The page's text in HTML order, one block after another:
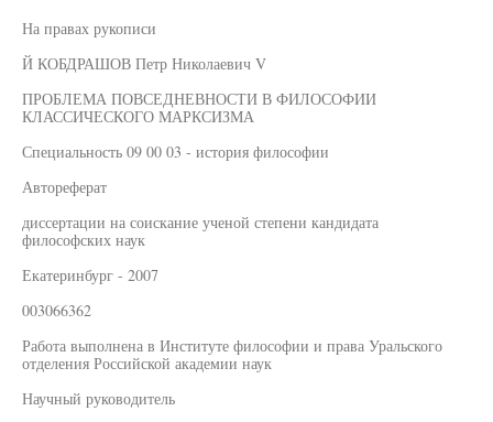
На правах рукописи
Й КОБДРАШОВ Петр Николаевич V
ПРОБЛЕМА ПОВСЕДНЕВНОСТИ В ФИЛОСОФИИ
КЛАССИЧЕСКОГО МАРКСИЗМА
Специальность 09 00 03 - история философии
Автореферат
диссертации на соискание ученой степени кандидата
философских наук
Екатеринбург - 2007
003066362
Работа выполнена в Институте философии и права Уральского
отделения Российской академии наук
Научный руководитель